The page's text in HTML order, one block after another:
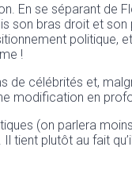
En se séparant de
son bras droit et
politique,
!
de célébrités et,
modification en
(on parlera
tient plutôt au fait